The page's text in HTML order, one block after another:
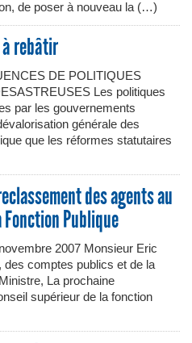
de poser à nouveau la (…)
rebâtir
DE POLITIQUES
Les politiques
par les gouvernements
générale des
que les réformes statutaires
des agents au
Publique
2007 Monsieur Eric
comptes publics et de la
La prochaine
supérieur de la fonction